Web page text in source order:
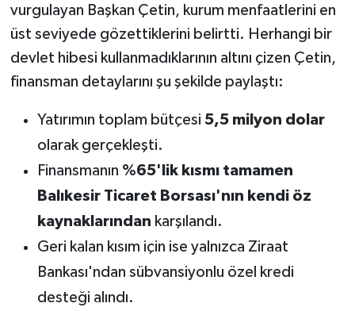
vurgulayan Başkan Çetin, kurum menfaatlerini en
üst seviyede gözettiklerini belirtti. Herhangi bir
devlet hibesi kullanmadıklarının altını çizen Çetin,
finansman detaylarını şu şekilde paylaştı:
Yatırımın toplam bütçesi 5,5 milyon dolar
olarak gerçekleşti.
Finansmanın %65'lik kısmı tamamen
Balıkesir Ticaret Borsası'nın kendi öz
kaynaklarından karşılandı.
Geri kalan kısım için ise yalnızca Ziraat
Bankası'ndan sübvansiyonlu özel kredi
desteği alındı.